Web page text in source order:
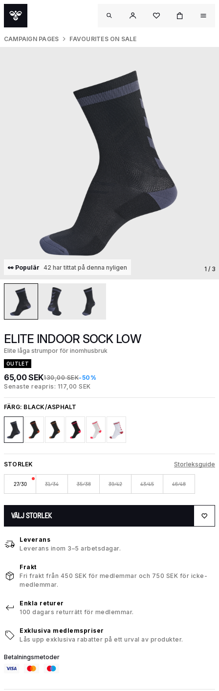
CAMPAIGN PAGES FAVOURITES ON SALE
👀 Populär 42 har tittat på denna nyligen 1 / 3
ELITE INDOOR SOCK LOW
Elite låga strumpor för inomhusbruk
OUTLET
65,00 SEK130,00 SEK-50%
Senaste reapris: 117,00 SEK
FÄRG: BLACK/ASPHALT
STORLEK Storleksguide
27/30 31/34 35/38 39/42 43/45 46/48
VÄLJ STORLEK
Leverans
Leverans inom 3–5 arbetsdagar.
Frakt
Fri frakt från 450 SEK för medlemmar och 750 SEK för icke-
medlemmar.
Enkla returer
100 dagars returrätt för medlemmar.
Exklusiva medlemspriser
Lås upp exklusiva rabatter på ett urval av produkter.
Betalningsmetoder